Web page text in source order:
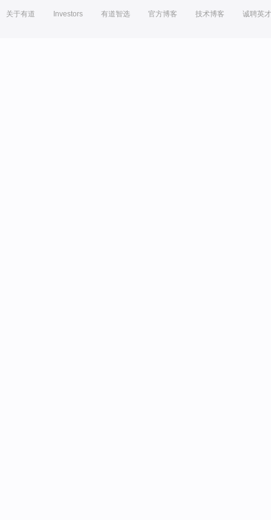
关于有道 Investors 有道智选 官方博客 技术博客 诚聘英才